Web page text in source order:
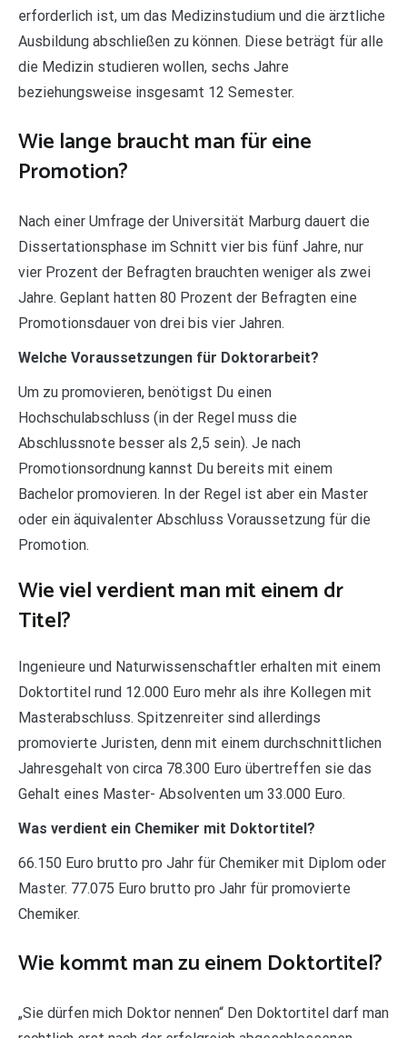
erforderlich ist, um das Medizinstudium und die ärztliche
Ausbildung abschließen zu können. Diese beträgt für alle
die Medizin studieren wollen, sechs Jahre
beziehungsweise insgesamt 12 Semester.
Wie lange braucht man für eine
Promotion?
Nach einer Umfrage der Universität Marburg dauert die
Dissertationsphase im Schnitt vier bis fünf Jahre, nur
vier Prozent der Befragten brauchten weniger als zwei
Jahre. Geplant hatten 80 Prozent der Befragten eine
Promotionsdauer von drei bis vier Jahren.
Welche Voraussetzungen für Doktorarbeit?
Um zu promovieren, benötigst Du einen
Hochschulabschluss (in der Regel muss die
Abschlussnote besser als 2,5 sein). Je nach
Promotionsordnung kannst Du bereits mit einem
Bachelor promovieren. In der Regel ist aber ein Master
oder ein äquivalenter Abschluss Voraussetzung für die
Promotion.
Wie viel verdient man mit einem dr
Titel?
Ingenieure und Naturwissenschaftler erhalten mit einem
Doktortitel rund 12.000 Euro mehr als ihre Kollegen mit
Masterabschluss. Spitzenreiter sind allerdings
promovierte Juristen, denn mit einem durchschnittlichen
Jahresgehalt von circa 78.300 Euro übertreffen sie das
Gehalt eines Master- Absolventen um 33.000 Euro.
Was verdient ein Chemiker mit Doktortitel?
66.150 Euro brutto pro Jahr für Chemiker mit Diplom oder
Master. 77.075 Euro brutto pro Jahr für promovierte
Chemiker.
Wie kommt man zu einem Doktortitel?
„Sie dürfen mich Doktor nennen“ Den Doktortitel darf man